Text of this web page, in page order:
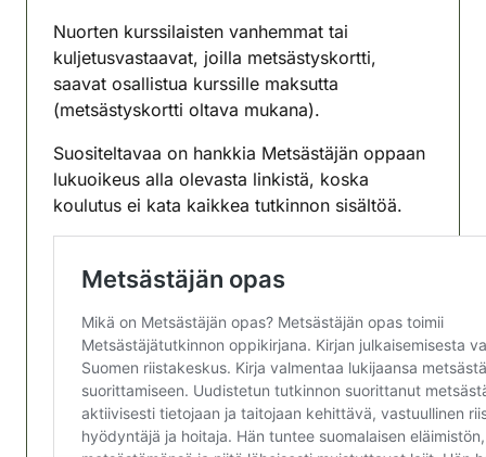
Nuorten kurssilaisten vanhemmat tai
kuljetusvastaavat, joilla metsästyskortti,
saavat osallistua kurssille maksutta
(metsästyskortti oltava mukana).
Suositeltavaa on hankkia Metsästäjän oppaan
lukuoikeus alla olevasta linkistä, koska
koulutus ei kata kaikkea tutkinnon sisältöä.